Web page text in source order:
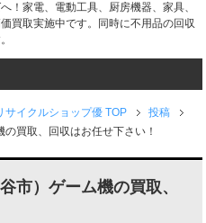
！家電、電動工具、厨房機器、家具、
買取実施中です。同時に不用品の回収
サイクルショップ優 TOP
投稿
買取、回収はお任せ下さい！
市）ゲーム機の買取、